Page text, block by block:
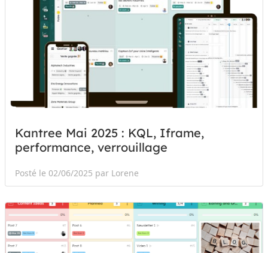
Kantree Mai 2025 : KQL, Iframe,
performance, verrouillage
Posté le 02/06/2025 par Lorene